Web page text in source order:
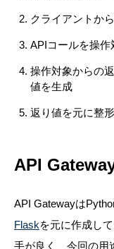
クライアントか
APIコールを操
操作対象からの
値を生成
返り値を元に整
API
API Gatewayは
Flaskを元に作成し
手が良く、今回の用